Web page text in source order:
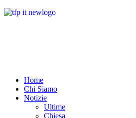
Home
Chi Siamo
Notizie
Ultime
Chiesa